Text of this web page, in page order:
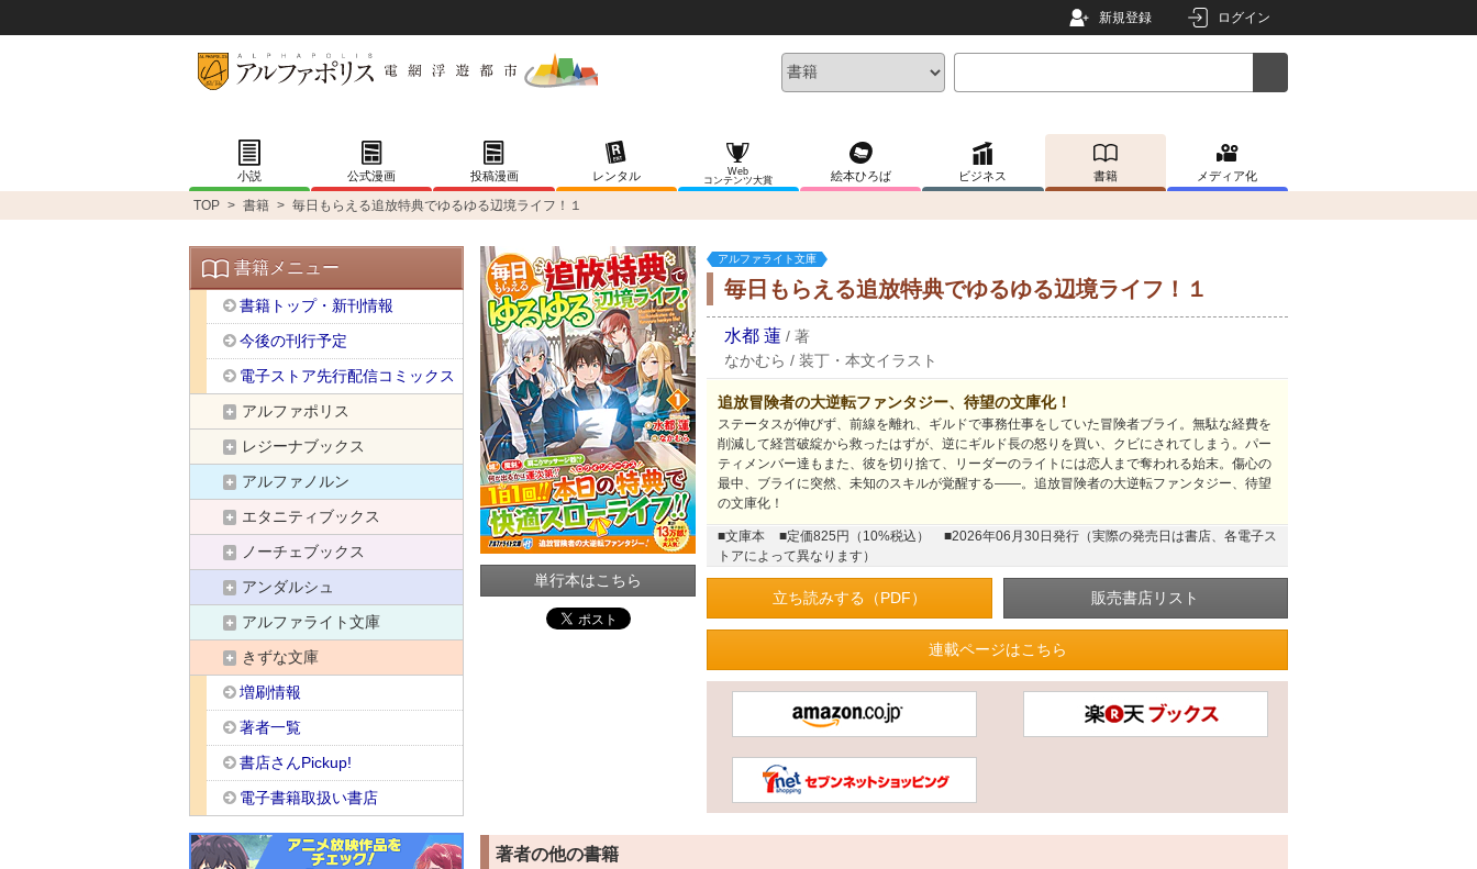
新規登録 ログイン
小説 公式漫画 投稿漫画 レンタル
Web
コンテンツ大賞
絵本ひろば ビジネス 書籍 メディア化
TOP > 書籍 > 毎日もらえる追放特典でゆるゆる辺境ライフ！１
単行本はこちら
アルファライト文庫
毎日もらえる追放特典でゆるゆる辺境ライフ！１
水都 蓮 / 著
なかむら / 装丁・本文イラスト
追放冒険者の大逆転ファンタジー、待望の文庫化！
ステータスが伸びず、前線を離れ、ギルドで事務仕事をしていた冒険者ブライ。無駄な経費を
削減して経営破綻から救ったはずが、逆にギルド長の怒りを買い、クビにされてしまう。パー
ティメンバー達もまた、彼を切り捨て、リーダーのライトには恋人まで奪われる始末。傷心の
最中、ブライに突然、未知のスキルが覚醒する――。追放冒険者の大逆転ファンタジー、待望
の文庫化！
■文庫本 ■定価825円（10%税込）
■2026年06月30日発行（実際の発売日は書店、各電子ス
トアによって異なります）
立ち読みする（PDF）
連載ページはこちら
著者の他の書籍
書籍メニュー
書籍トップ・新刊情報
今後の刊行予定
電子ストア先行配信コミックス
アルファポリス
レジーナブックス
アルファノルン
エタニティブックス
ノーチェブックス
アンダルシュ
アルファライト文庫
きずな文庫
増刷情報
著者一覧
書店さんPickup!
電子書籍取扱い書店